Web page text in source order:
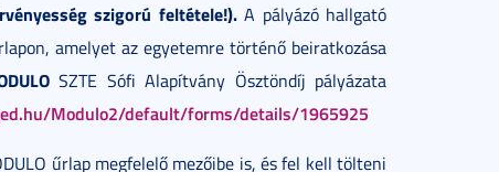
szigorú feltétele!).A pályázó hallgató
amelyet az egyetemre történő beiratkozása
SZTE Sófi Alapítvány Ösztöndíj pályázata
Modulo2/default/forms/details/1965925
űrlap megfelelő mezőibe is, és fel kell tölteni